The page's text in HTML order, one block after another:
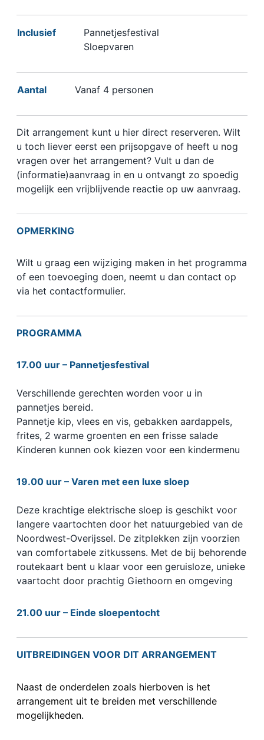
Inclusief
Pannetjesfestival
Sloepvaren
Aantal Vanaf 4 personen
Dit arrangement kunt u hier direct reserveren. Wilt
u toch liever eerst een prijsopgave of heeft u nog
vragen over het arrangement? Vult u dan de
(informatie)aanvraag in en u ontvangt zo spoedig
mogelijk een vrijblijvende reactie op uw aanvraag.
OPMERKING
Wilt u graag een wijziging maken in het programma
of een toevoeging doen, neemt u dan contact op
via het contactformulier.
PROGRAMMA
17.00 uur – Pannetjesfestival
Verschillende gerechten worden voor u in
pannetjes bereid.
Pannetje kip, vlees en vis, gebakken aardappels,
frites, 2 warme groenten en een frisse salade
Kinderen kunnen ook kiezen voor een kindermenu
19.00 uur – Varen met een luxe sloep
Deze krachtige elektrische sloep is geschikt voor
langere vaartochten door het natuurgebied van de
Noordwest-Overijssel. De zitplekken zijn voorzien
van comfortabele zitkussens. Met de bij behorende
routekaart bent u klaar voor een geruisloze, unieke
vaartocht door prachtig Giethoorn en omgeving
21.00 uur – Einde sloepentocht
UITBREIDINGEN VOOR DIT ARRANGEMENT
Naast de onderdelen zoals hierboven is het
arrangement uit te breiden met verschillende
mogelijkheden.